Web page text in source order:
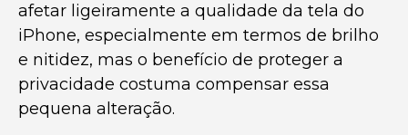
afetar ligeiramente a qualidade da tela do
iPhone, especialmente em termos de brilho
e nitidez, mas o benefício de proteger a
privacidade costuma compensar essa
pequena alteração.